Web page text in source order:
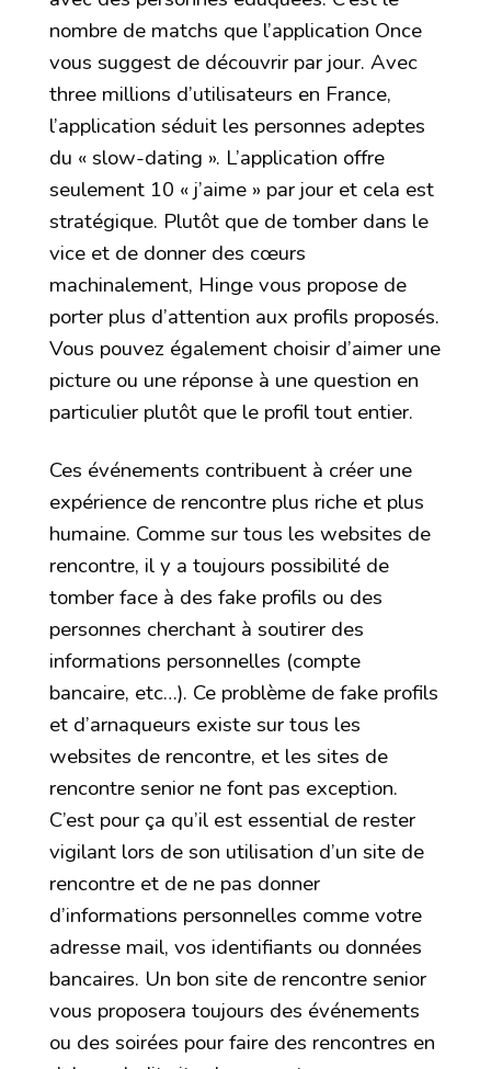
nombre de matchs que l’application Once
vous suggest de découvrir par jour. Avec
three millions d’utilisateurs en France,
l’application séduit les personnes adeptes
du « slow-dating ». L’application offre
seulement 10 « j’aime » par jour et cela est
stratégique. Plutôt que de tomber dans le
vice et de donner des cœurs
machinalement, Hinge vous propose de
porter plus d’attention aux profils proposés.
Vous pouvez également choisir d’aimer une
picture ou une réponse à une question en
particulier plutôt que le profil tout entier.
Ces événements contribuent à créer une
expérience de rencontre plus riche et plus
humaine. Comme sur tous les websites de
rencontre, il y a toujours possibilité de
tomber face à des fake profils ou des
personnes cherchant à soutirer des
informations personnelles (compte
bancaire, etc…). Ce problème de fake profils
et d’arnaqueurs existe sur tous les
websites de rencontre, et les sites de
rencontre senior ne font pas exception.
C’est pour ça qu’il est essential de rester
vigilant lors de son utilisation d’un site de
rencontre et de ne pas donner
d’informations personnelles comme votre
adresse mail, vos identifiants ou données
bancaires. Un bon site de rencontre senior
vous proposera toujours des événements
ou des soirées pour faire des rencontres en